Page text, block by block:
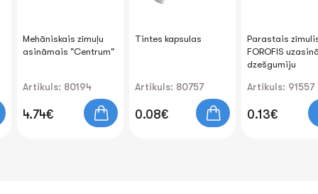
Mehāniskais zīmuļu
asināmais "Centrum"
Artikuls: 80194
4.74€
Tintes kapsulas
Artikuls: 80757
0.08€
Parastais
FOROFIS
dzešgumiju
Artikuls: 91557
0.13€